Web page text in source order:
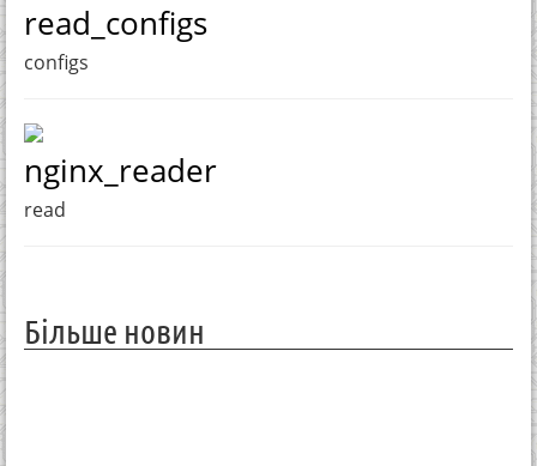
read_configs
configs
nginx_reader
read
Більше новин